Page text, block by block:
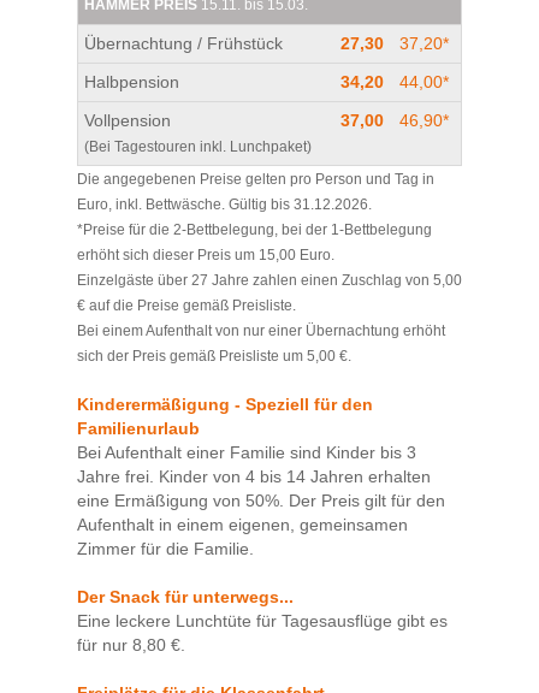
HAMMER PREIS 15.11. bis 15.03.
Übernachtung / Frühstück 27,30
37,20*
Halbpension
34,20
44,00*
Vollpension
(Bei Tagestouren inkl. Lunchpaket)
37,00 46,90*
Die angegebenen Preise gelten pro Person und Tag in
Euro, inkl. Bettwäsche. Gültig bis 31.12.2026.
*Preise für die 2-Bettbelegung, bei der 1-Bettbelegung
erhöht sich dieser Preis um 15,00 Euro.
Einzelgäste über 27 Jahre zahlen einen Zuschlag von 5,00
€ auf die Preise gemäß Preisliste.
Bei einem Aufenthalt von nur einer Übernachtung erhöht
sich der Preis gemäß Preisliste um 5,00 €.
Kinderermäßigung - Speziell für den
Familienurlaub
Bei Aufenthalt einer Familie sind Kinder bis 3
Jahre frei. Kinder von 4 bis 14 Jahren erhalten
eine Ermäßigung von 50%. Der Preis gilt für den
Aufenthalt in einem eigenen, gemeinsamen
Zimmer für die Familie.
Der Snack für unterwegs...
Eine leckere Lunchtüte für Tagesausflüge gibt es
für nur 8,80 €.